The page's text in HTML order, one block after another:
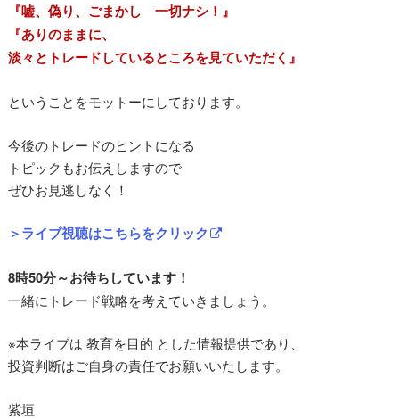
『嘘、偽り、ごまかし 一切ナシ！』
『ありのままに、
淡々とトレードしているところを見ていただく』
ということをモットーにしております。
今後のトレードのヒントになる
トピックもお伝えしますので
ぜひお見逃しなく！
＞ライブ視聴はこちらをクリック
8時50分～お待ちしています！
一緒にトレード戦略を考えていきましょう。
※本ライブは 教育を目的 とした情報提供であり、
投資判断はご自身の責任でお願いいたします。
紫垣